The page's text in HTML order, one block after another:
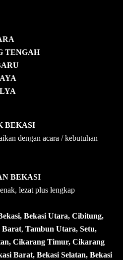
TENGAH
BEKASI
dengan acara / kebutuhan
BEKASI
lezat plus lengkap
Bekasi Utara, Cibitung,
Barat, Tambun Utara, Setu,
Cikarang Timur, Cikarang
Barat, Bekasi Selatan, Bekasi